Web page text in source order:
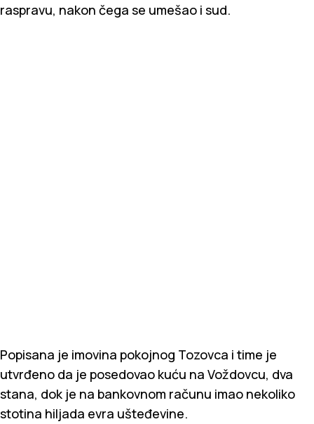
raspravu, nakon čega se umešao i sud.
Popisana je imovina pokojnog Tozovca i time je
utvrđeno da je posedovao kuću na Voždovcu, dva
stana, dok je na bankovnom računu imao nekoliko
stotina hiljada evra ušteđevine.